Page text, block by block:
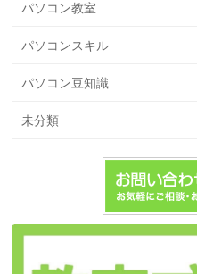
パソコン教室
パソコンスキル
パソコン豆知識
未分類